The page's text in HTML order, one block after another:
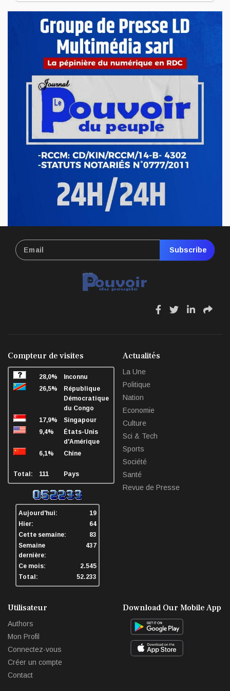
Cuivre en RDC : Goldman Sachs alerte
sur une perte possible de 125 000
tonnes en 2026
Avr 23, 2026
ECONOMIE & FINANCES
Ituri : le gouvernement sévit contre
l’exploitation illégale de l’or à Mahagi
Avr 21, 2026
ECONOMIE & FINANCES
RDC : hausse du prix de carburant,
nouvelle pression sur le pouvoir d’achat
Subscribe
fa
fa
fa
fa
Compteur de visites
28,0%
Inconnu
26,5%
République
Démocratique
du Congo
17,9%
Singapour
9,4%
États-Unis
d'Amérique
6,1%
Chine
Total: 111 Pays
Aujourd'hui:
19
Hier:
64
Cette semaine:
83
Semaine
dernière:
437
Ce mois:
2.545
Total:
52.233
Actualités
La Une
Politique
Nation
Economie
Culture
Sci & Tech
Sports
Société
Santé
Revue de Presse
Utilisateur
Authors
Mon Profil
Connectez-vous
Créer un compte
Contact
Download Our Mobile App